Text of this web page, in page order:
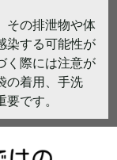
その排泄物や体
染する可能性が
く際には注意が
の着用、手洗
です。